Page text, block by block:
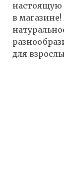
настоящую
в
для